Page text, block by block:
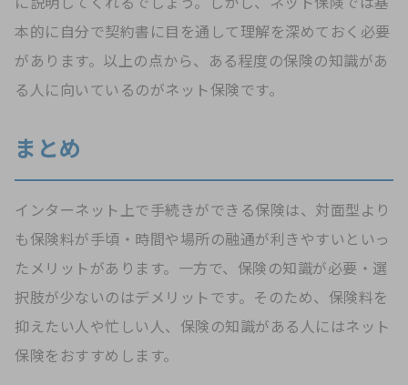
本的に自分で契約書に目を通して理解を深めておく必要
があります。以上の点から、ある程度の保険の知識があ
る人に向いているのがネット保険です。
まとめ
インターネット上で手続きができる保険は、対面型より
も保険料が手頃・時間や場所の融通が利きやすいといっ
たメリットがあります。一方で、保険の知識が必要・選
択肢が少ないのはデメリットです。そのため、保険料を
抑えたい人や忙しい人、保険の知識がある人にはネット
保険をおすすめします。